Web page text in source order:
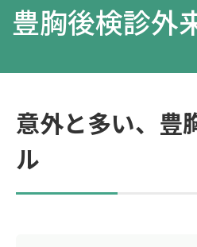
豊胸後検診外
意外と多い、豊
ル